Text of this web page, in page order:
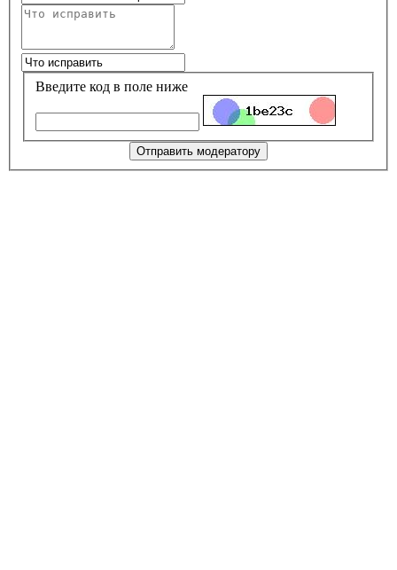
Введите код в поле ниже
Отправить модератору